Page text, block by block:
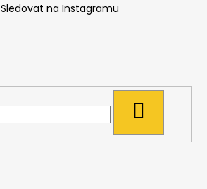
Sledovat na Instagramu